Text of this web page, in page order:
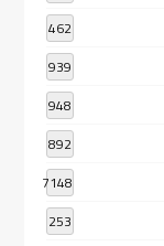
462
939
948
892
7148
253